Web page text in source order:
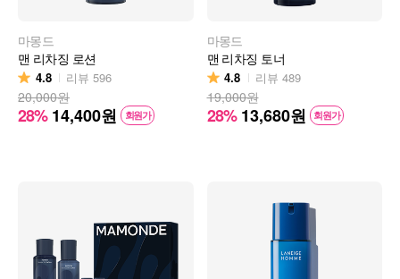
마몽드
맨 리차징 로션
4.8 리뷰 596
20,000원
28% 14,400원 회원가
마몽드
맨 리차징 토너
4.8 리뷰 489
19,000원
28% 13,680원 회원가